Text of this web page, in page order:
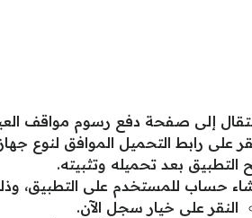
إلى صفحة دفع رسوم مواقف
على رابط التحميل الموافق لنوع
التطبيق بعد تحميله وتثبيته.
حساب للمستخدم على التطبيق،
النقر على خيار سجل الآن.